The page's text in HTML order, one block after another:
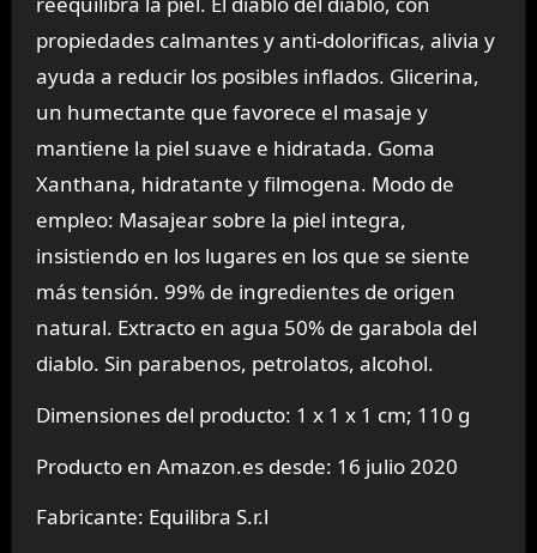
propiedades calmantes y anti-dolorificas, alivia y
ayuda a reducir los posibles inflados. Glicerina,
un humectante que favorece el masaje y
mantiene la piel suave e hidratada. Goma
Xanthana, hidratante y filmogena. Modo de
empleo: Masajear sobre la piel integra,
insistiendo en los lugares en los que se siente
más tensión. 99% de ingredientes de origen
natural. Extracto en agua 50% de garabola del
diablo. Sin parabenos, petrolatos, alcohol.
Dimensiones del producto: 1 x 1 x 1 cm; 110 g
Producto en Amazon.es desde: 16 julio 2020
Fabricante: Equilibra S.r.l